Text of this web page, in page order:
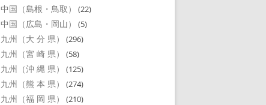
中国（島根・鳥取） (22)
中国（広島・岡山） (5)
九州（大 分 県） (296)
九州（宮 崎 県） (58)
九州（沖 縄 県） (125)
九州（熊 本 県） (274)
九州（福 岡 県） (210)